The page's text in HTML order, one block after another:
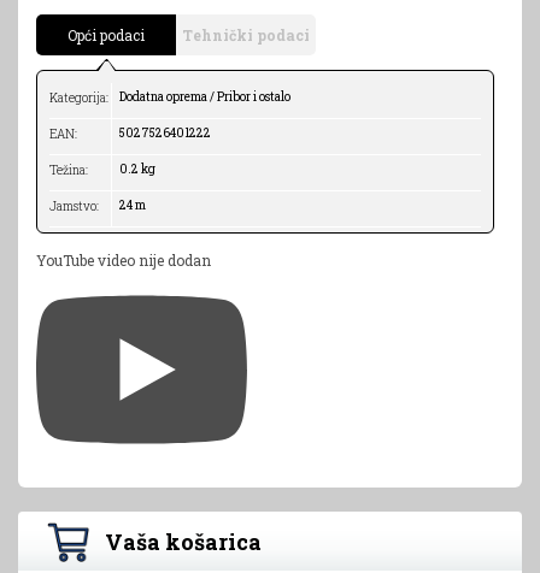
Opći podaci Tehnički podaci
Kategorija: Dodatna oprema / Pribor i ostalo
EAN: 5027526401222
Težina: 0.2 kg
Jamstvo: 24 m
YouTube video nije dodan
Vaša košarica